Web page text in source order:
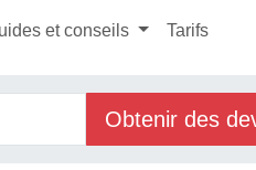
et conseils Tarifs
Obtenir des